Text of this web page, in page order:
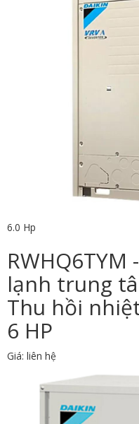
6.0 Hp
lạnh trung
Thu hồi
6 HP
Giá: liên hệ